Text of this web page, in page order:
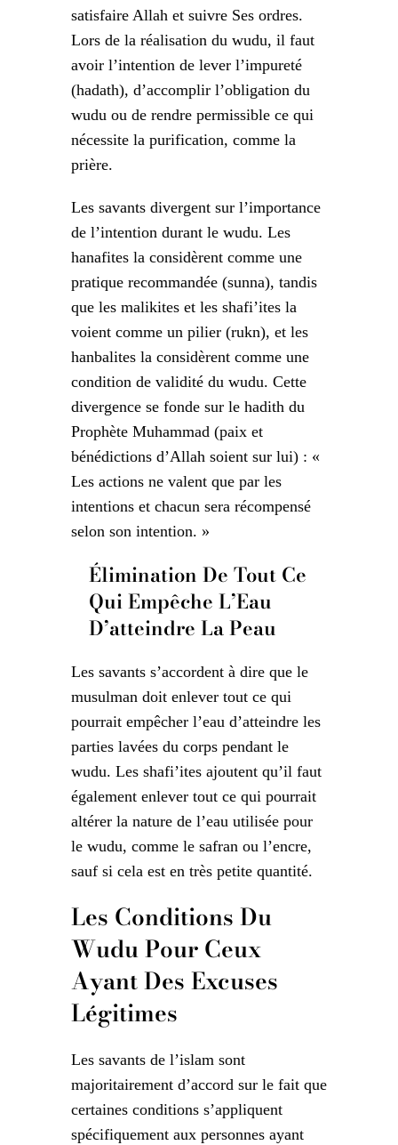
satisfaire Allah et suivre Ses ordres.
Lors de la réalisation du wudu, il faut
avoir l’intention de lever l’impureté
(hadath), d’accomplir l’obligation du
wudu ou de rendre permissible ce qui
nécessite la purification, comme la
prière.
Les savants divergent sur l’importance
de l’intention durant le wudu. Les
hanafites la considèrent comme une
pratique recommandée (sunna), tandis
que les malikites et les shafi’ites la
voient comme un pilier (rukn), et les
hanbalites la considèrent comme une
condition de validité du wudu. Cette
divergence se fonde sur le hadith du
Prophète Muhammad (paix et
bénédictions d’Allah soient sur lui) : «
Les actions ne valent que par les
intentions et chacun sera récompensé
selon son intention. »
Élimination De Tout Ce
Qui Empêche L’Eau
D’atteindre La Peau
Les savants s’accordent à dire que le
musulman doit enlever tout ce qui
pourrait empêcher l’eau d’atteindre les
parties lavées du corps pendant le
wudu. Les shafi’ites ajoutent qu’il faut
également enlever tout ce qui pourrait
altérer la nature de l’eau utilisée pour
le wudu, comme le safran ou l’encre,
sauf si cela est en très petite quantité.
Les Conditions Du
Wudu Pour Ceux
Ayant Des Excuses
Légitimes
Les savants de l’islam sont
majoritairement d’accord sur le fait que
certaines conditions s’appliquent
spécifiquement aux personnes ayant